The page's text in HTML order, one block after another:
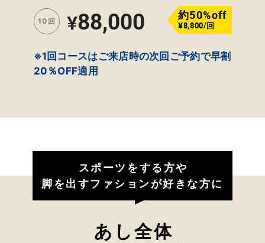
10回 ¥88,000 約50%off
¥8,800/回
※1回コースはご来店時の次回ご予約で早割
20％OFF適用
スポーツをする方や
脚を出すファションが好きな方に
あし全体